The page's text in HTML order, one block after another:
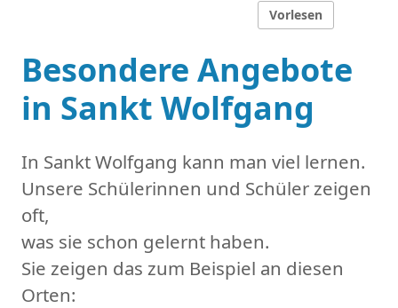
Vorlesen
Besondere Angebote
in Sankt Wolfgang
In Sankt Wolfgang kann man viel lernen.
Unsere Schülerinnen und Schüler zeigen
oft,
was sie schon gelernt haben.
Sie zeigen das zum Beispiel an diesen
Orten: